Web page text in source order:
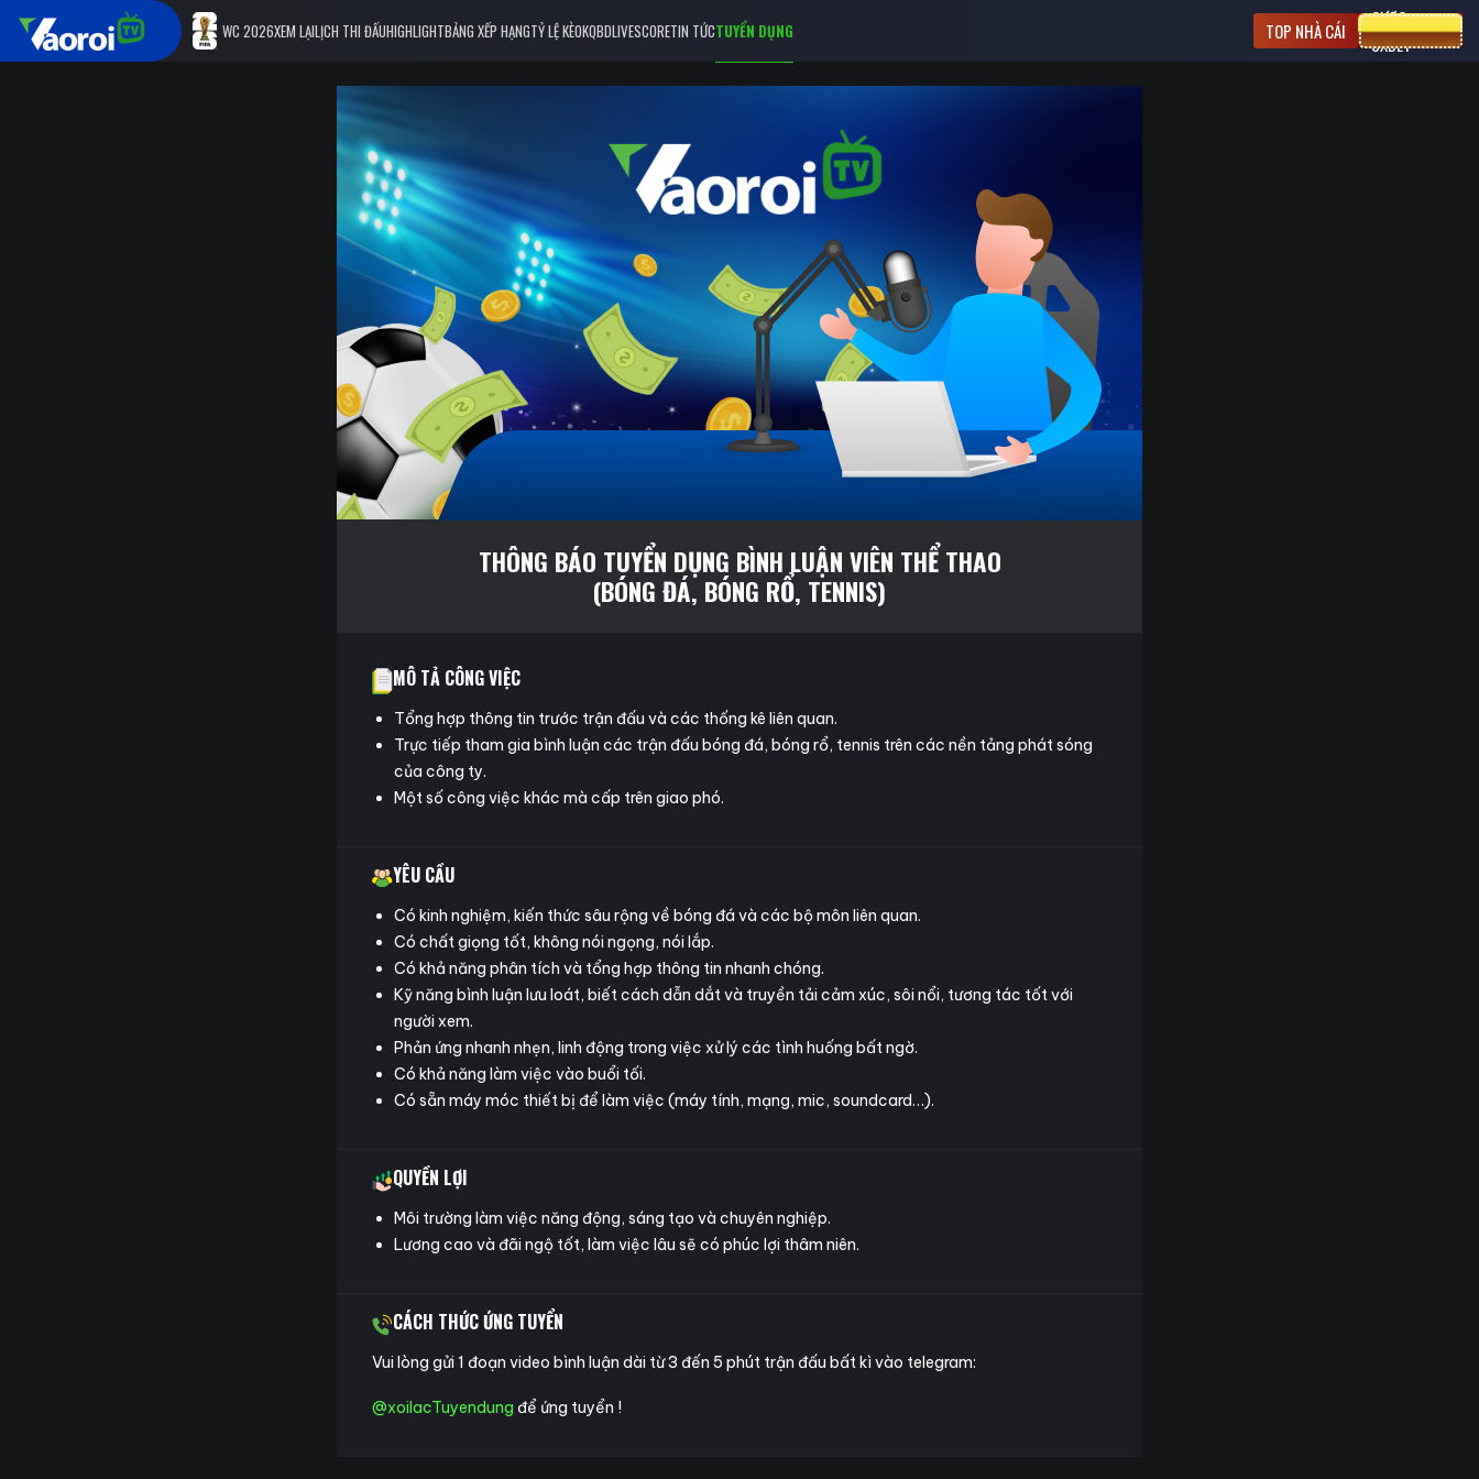
WC 2026XEM LẠILỊCH THI ĐẤUHIGHLIGHTBẢNG XẾP HẠNGTỶ LỆ KÈOKQBDLIVESCORETIN TỨCTUYỂN DỤNG TOP NHÀ CÁI
CƯỢC
8XBET
THÔNG BÁO TUYỂN DỤNG BÌNH LUẬN VIÊN THỂ THAO
(BÓNG ĐÁ, BÓNG RỔ, TENNIS)
MÔ TẢ CÔNG VIỆC
Tổng hợp thông tin trước trận đấu và các thống kê liên quan.
Trực tiếp tham gia bình luận các trận đấu bóng đá, bóng rổ, tennis trên các nền tảng phát sóng
của công ty.
Một số công việc khác mà cấp trên giao phó.
YÊU CẦU
Có kinh nghiệm, kiến thức sâu rộng về bóng đá và các bộ môn liên quan.
Có chất giọng tốt, không nói ngọng, nói lắp.
Có khả năng phân tích và tổng hợp thông tin nhanh chóng.
Kỹ năng bình luận lưu loát, biết cách dẫn dắt và truyền tải cảm xúc, sôi nổi, tương tác tốt với
người xem.
Phản ứng nhanh nhẹn, linh động trong việc xử lý các tình huống bất ngờ.
Có khả năng làm việc vào buổi tối.
Có sẵn máy móc thiết bị để làm việc (máy tính, mạng, mic, soundcard…).
QUYỀN LỢI
Môi trường làm việc năng động, sáng tạo và chuyên nghiệp.
Lương cao và đãi ngộ tốt, làm việc lâu sẽ có phúc lợi thâm niên.
CÁCH THỨC ỨNG TUYỂN
Vui lòng gửi 1 đoạn video bình luận dài từ 3 đến 5 phút trận đấu bất kì vào telegram:
@xoilacTuyendung để ứng tuyển !